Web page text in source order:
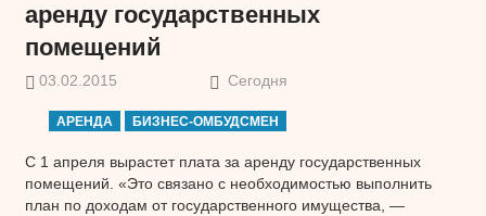
аренду государственных
помещений
03.02.2015 Сегодня
АРЕНДА БИЗНЕС-ОМБУДСМЕН
С 1 апреля вырастет плата за аренду государственных
помещений. «Это связано с необходимостью выполнить
план по доходам от государственного имущества, —